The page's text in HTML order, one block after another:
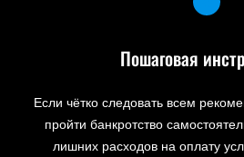
Пошаговая
Если чётко следовать всем
пройти банкротство
лишних расходов на оплату